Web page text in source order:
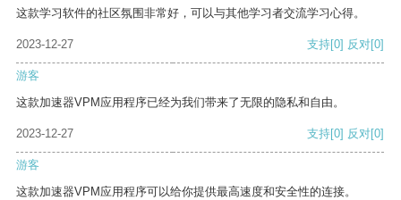
这款学习软件的社区氛围非常好，可以与其他学习者交流学习心得。
2023-12-27 支持[0] 反对[0]
游客
这款加速器VPM应用程序已经为我们带来了无限的隐私和自由。
2023-12-27 支持[0] 反对[0]
游客
这款加速器VPM应用程序可以给你提供最高速度和安全性的连接。